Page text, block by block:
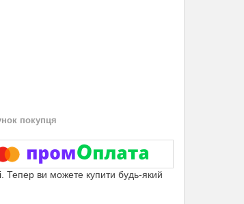
покупця
Тепер ви можете купити будь-який